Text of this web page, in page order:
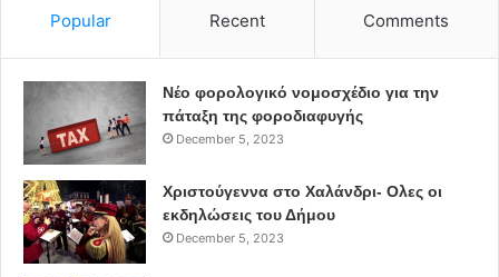
Popular Recent Comments
Νέο φορολογικό νομοσχέδιο για την
πάταξη της φοροδιαφυγής
December 5, 2023
Χριστούγεννα στο Χαλάνδρι- Ολες οι
εκδηλώσεις του Δήμου
December 5, 2023